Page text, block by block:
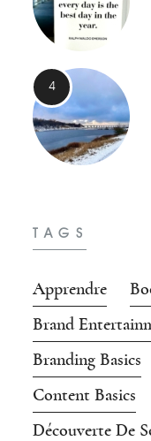
TAGS
Apprendre
Brand
Branding Basics
Content Basics
Découverte De